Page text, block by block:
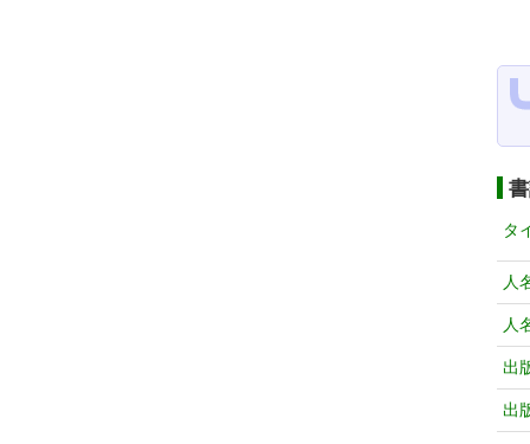
タ
人
人
出
出